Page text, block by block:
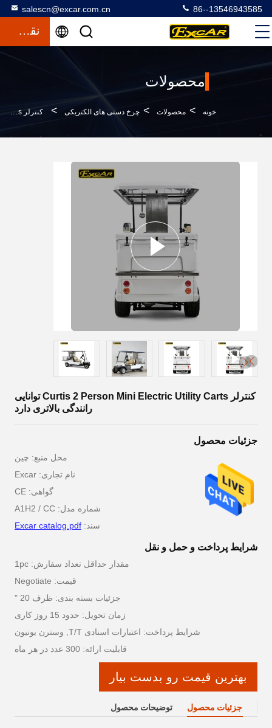
salescn@excar.com.cn 86--13546943585
نقل قول
محصولات
خونه > محصولات > چرخ دستی های الکتریکی > کنترلر Curtis 2 Person Mini Electric Utility Carts توانایی رانندگی بالاتری دارد
کنترلر Curtis 2 Person Mini Electric Utility Carts توانایی
رانندگی بالاتری دارد
جزئیات محصول
محل منبع: چين
نام تجاری: Excar
گواهی: CE
شماره مدل: A1H2 / CC
سند: Excar catalog.pdf
شرایط پرداخت و حمل و نقل
مقدار حداقل تعداد سفارش: 1pc
قیمت: Negotiate
جزئیات بسته بندی: ظرف 20 "
زمان تحویل: حدود 15 روز کاری
شرایط پرداخت: اعتبارات اسنادی T/T, وسترن یونیون
قابلیت ارائه: 300 عدد در هر ماه
بهترین قیمت رو بدست بیار
جزئیات محصول توضیحات محصول